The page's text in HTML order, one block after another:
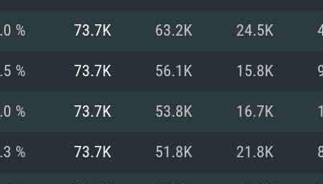
사항
Linux
사양
사양
사양
% 73.7K 63.2K 24.5K
% 73.7K 56.1K 15.8K
% 73.7K 53.8K 16.7K
% 73.7K 51.8K 21.8K